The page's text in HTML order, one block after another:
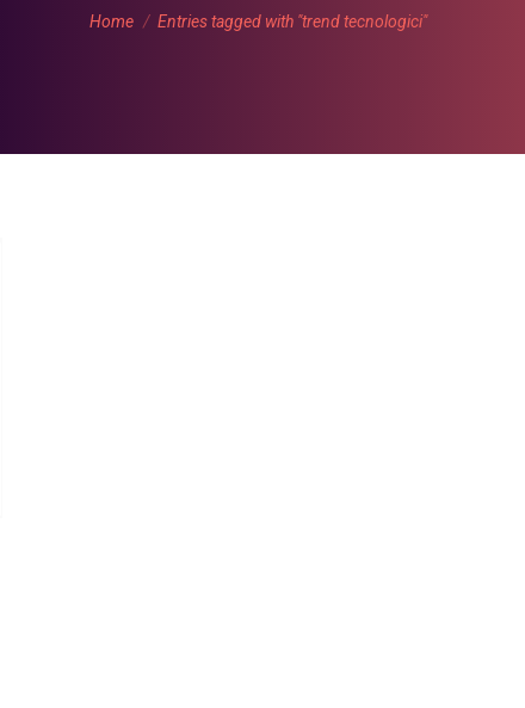
You are here:
Home Entries tagged with "trend tecnologici"